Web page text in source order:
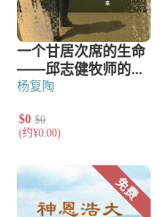
杨复陶